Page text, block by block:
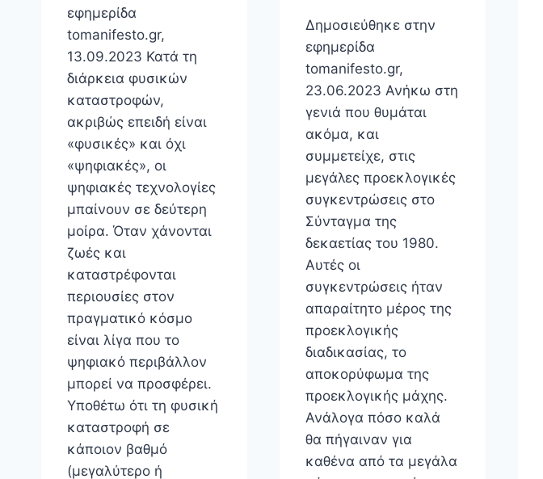
εφημερίδα
tomanifesto.gr,
13.09.2023 Κατά τη
διάρκεια φυσικών
καταστροφών,
ακριβώς επειδή είναι
«φυσικές» και όχι
«ψηφιακές», οι
ψηφιακές τεχνολογίες
μπαίνουν σε δεύτερη
μοίρα. Όταν χάνονται
ζωές και
καταστρέφονται
περιουσίες στον
πραγματικό κόσμο
είναι λίγα που το
ψηφιακό περιβάλλον
μπορεί να προσφέρει.
Υποθέτω ότι τη φυσική
καταστροφή σε
κάποιον βαθμό
(μεγαλύτερο ή
Δημοσιεύθηκε στην
εφημερίδα
tomanifesto.gr,
23.06.2023 Ανήκω στη
γενιά που θυμάται
ακόμα, και
συμμετείχε, στις
μεγάλες προεκλογικές
συγκεντρώσεις στο
Σύνταγμα της
δεκαετίας του 1980.
Αυτές οι
συγκεντρώσεις ήταν
απαραίτητο μέρος της
προεκλογικής
διαδικασίας, το
αποκορύφωμα της
προεκλογικής μάχης.
Ανάλογα πόσο καλά
θα πήγαιναν για
καθένα από τα μεγάλα